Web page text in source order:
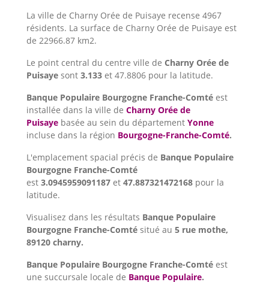
La ville de Charny Orée de Puisaye recense 4967
résidents. La surface de Charny Orée de Puisaye est
de 22966.87 km2.
Le point central du centre ville de Charny Orée de
Puisaye sont 3.133 et 47.8806 pour la latitude.
Banque Populaire Bourgogne Franche-Comté est
installée dans la ville de Charny Orée de
Puisaye basée au sein du département Yonne
incluse dans la région Bourgogne-Franche-Comté.
L'emplacement spacial précis de Banque Populaire
Bourgogne Franche-Comté
est 3.0945959091187 et 47.887321472168 pour la
latitude.
Visualisez dans les résultats Banque Populaire
Bourgogne Franche-Comté situé au 5 rue mothe,
89120 charny.
Banque Populaire Bourgogne Franche-Comté est
une succursale locale de Banque Populaire.